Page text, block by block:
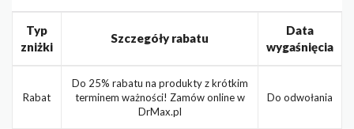
Typ
zniżki
Szczegóły rabatu
Data
wygaśnięcia
Rabat
Do 25% rabatu na produkty z krótkim
terminem ważności! Zamów online w
DrMax.pl
Do odwołania